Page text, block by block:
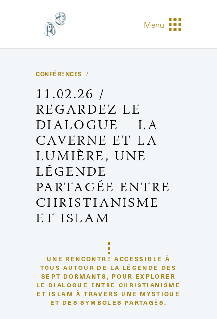
Menu
CONFÉRENCES
11.02.26 /
REGARDEZ LE
DIALOGUE – LA
CAVERNE ET LA
LUMIÈRE, UNE
LÉGENDE
PARTAGÉE ENTRE
CHRISTIANISME
ET ISLAM
UNE RENCONTRE ACCESSIBLE À
TOUS AUTOUR DE LA LÉGENDE DES
SEPT DORMANTS, POUR EXPLORER
LE DIALOGUE ENTRE CHRISTIANISME
ET ISLAM À TRAVERS UNE MYSTIQUE
ET DES SYMBOLES PARTAGÉS.